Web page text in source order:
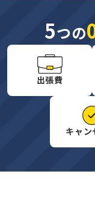
5つの
出張費
キャン